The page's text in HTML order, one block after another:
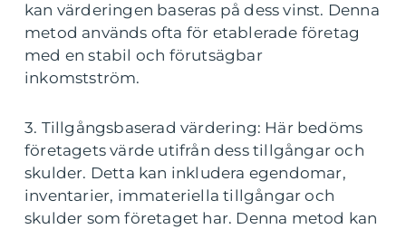
kan värderingen baseras på dess vinst. Denna
metod används ofta för etablerade företag
med en stabil och förutsägbar
inkomstström.
3. Tillgångsbaserad värdering: Här bedöms
företagets värde utifrån dess tillgångar och
skulder. Detta kan inkludera egendomar,
inventarier, immateriella tillgångar och
skulder som företaget har. Denna metod kan